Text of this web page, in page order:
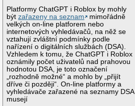
Platformy ChatGPT i Roblox by mohly
býtzařazeny na seznam
mimořádně
velkých on-line platforem nebo
internetových vyhledávačů, na něž se
vztahují zvláštní podmínky podle
nařízení o digitálních službách (DSA).
Vzhledem k tomu, že ChatGPT i Roblox
oznámily počet uživatelů nad prahovou
hodnotou DSA, je toto označení
„rozhodně možné“ a mohlo by „přijít
dříve či později“. On-line platformy a
vyhledávače zařazené na seznamy DSA
musejí